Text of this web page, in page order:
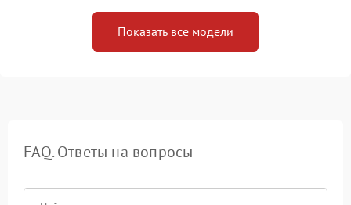
Показать все модели
FAQ. Ответы на вопросы